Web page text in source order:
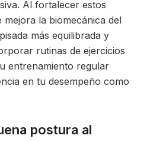
Al fortalecer estos
la biomecánica del
más equilibrada y
rutinas de ejercicios
entrenamiento regular
en tu desempeño como
postura al